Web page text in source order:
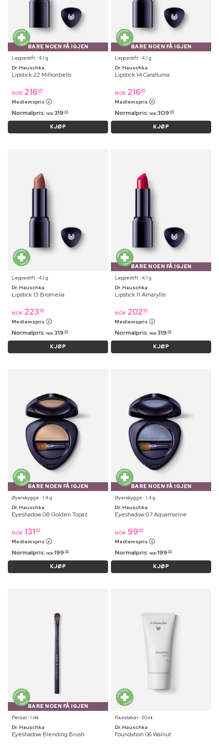
BARE NOEN FÅ IGJEN
Leppestift ⋅ 4,1 g
Dr. Hauschka
Lipstick 22 Millionbells
NOK 21695
Medlemspris
Normalpris: NOK 319 95
KJØP
BARE NOEN FÅ IGJEN
Leppestift ⋅ 4,1 g
Dr. Hauschka
Lipstick 14 Caralluma
NOK 21695
Medlemspris
Normalpris: NOK 309 95
KJØP
Leppestift ⋅ 4,1 g
Dr. Hauschka
Lipstick 13 Bromelia
NOK 223 95
Medlemspris
Normalpris: NOK 319 95
KJØP
BARE NOEN FÅ IGJEN
Leppestift ⋅ 4,1 g
Dr. Hauschka
Lipstick 11 Amaryllis
NOK 202 95
Medlemspris
Normalpris: NOK 319 95
KJØP
BARE NOEN FÅ IGJEN
Øyenskygge ⋅ 1,4 g
Dr. Hauschka
Eyeshadow 08 Golden Topaz
NOK 131 95
Medlemspris
Normalpris: NOK 199 95
KJØP
BARE NOEN FÅ IGJEN
Øyenskygge ⋅ 1,4 g
Dr. Hauschka
Eyeshadow 07 Aquamarine
NOK 99 95
Medlemspris
Normalpris: NOK 199 95
KJØP
BARE NOEN FÅ IGJEN
Pensel ⋅ 1 stk
Dr. Hauschka
Eyeshadow Blending Brush
Foundation ⋅ 30 ml
Dr. Hauschka
Foundation 06 Walnut